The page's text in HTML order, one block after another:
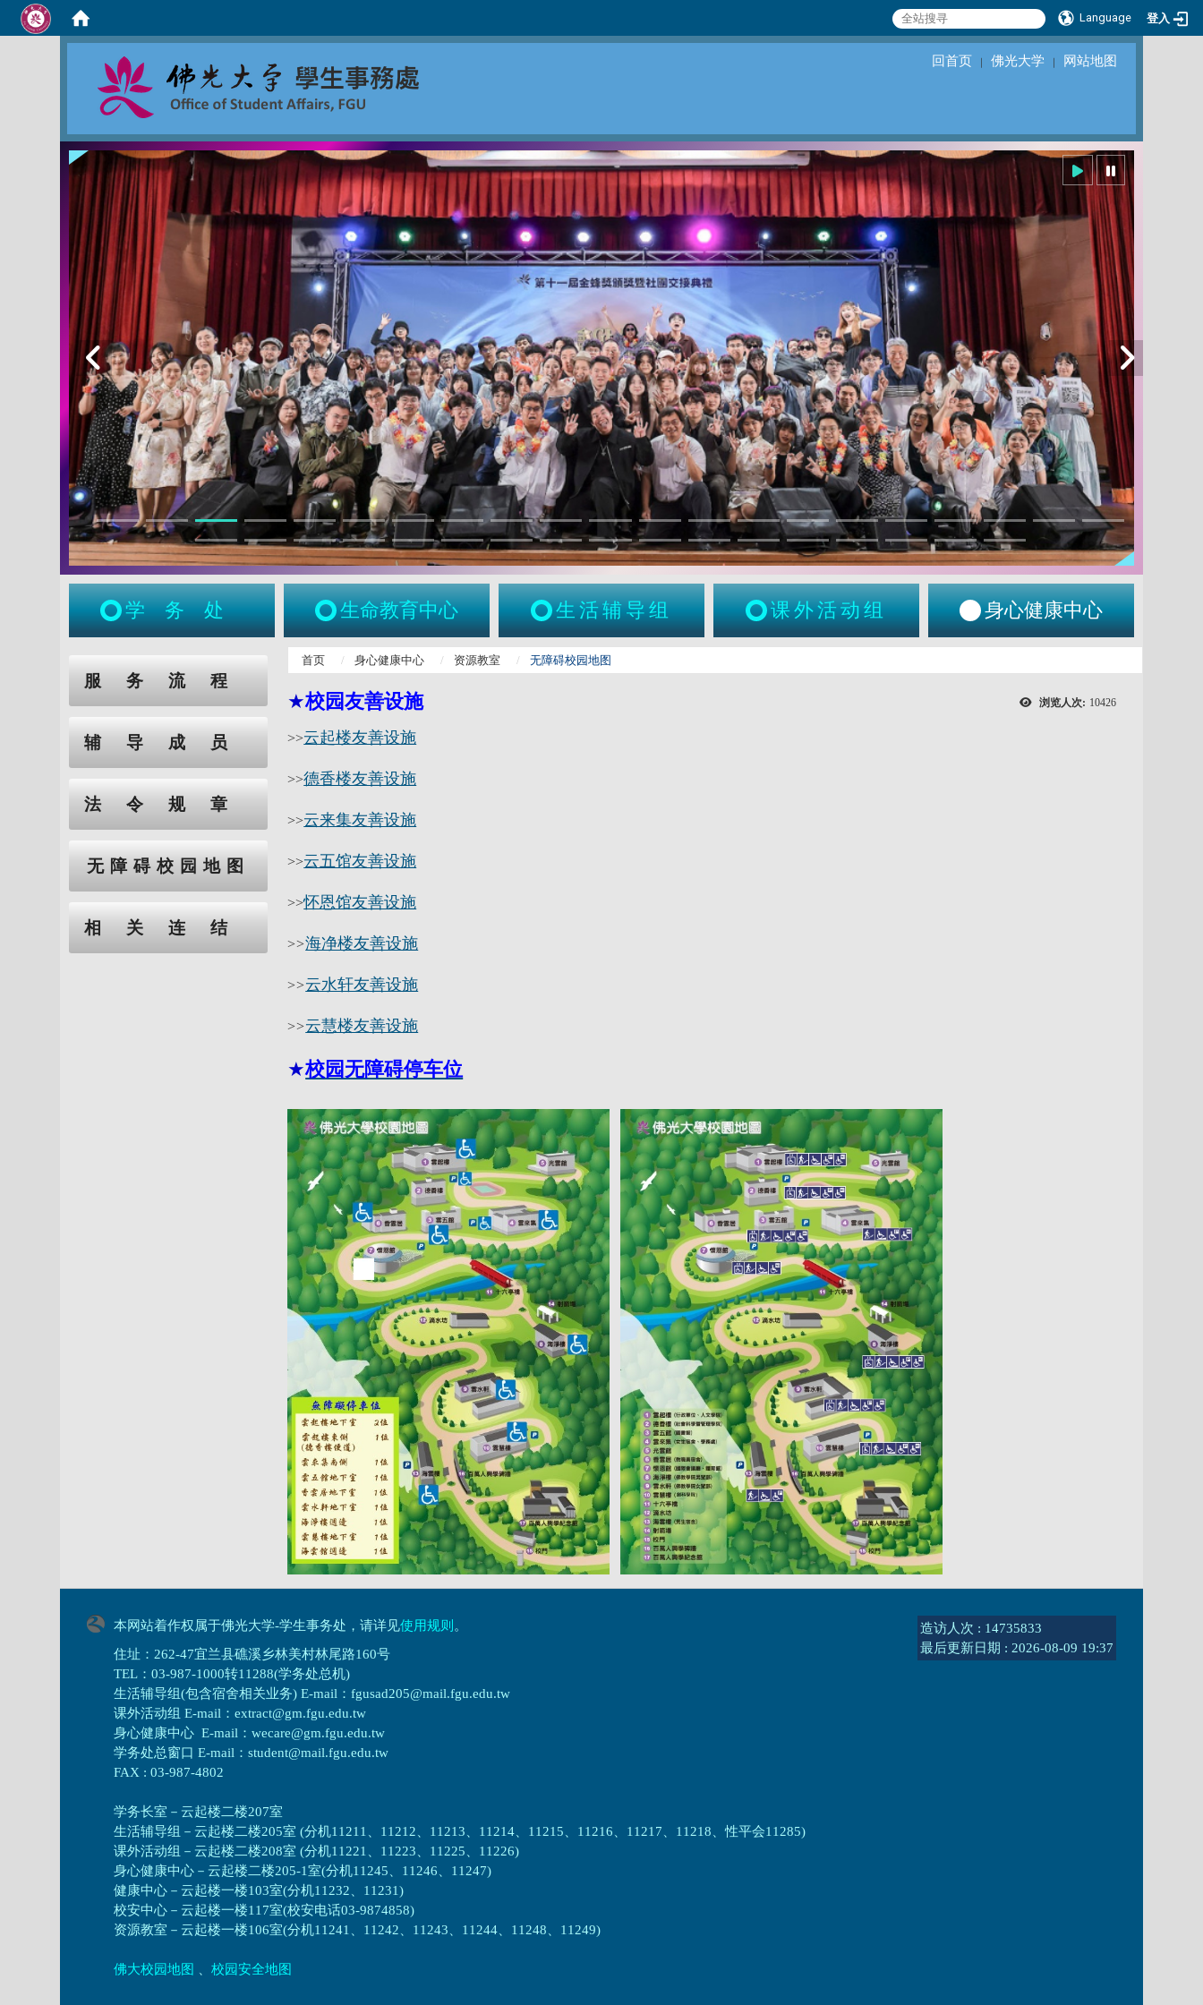
Language 登入
回首页 ｜ 佛光大学 ｜ 网站地图
学务处 生命教育中心 生活辅导组 课外活动组 身心健康中心
服务流程
辅导成员
法令规章
无障碍校园地图
相关连结
首页 身心健康中心 资源教室 无障碍校园地图
浏览人次: 10426
★校园友善设施
>>云起楼友善设施
>>德香楼友善设施
>>云来集友善设施
>>云五馆友善设施
>>怀恩馆友善设施
>>海净楼友善设施
>>云水轩友善设施
>>云慧楼友善设施
★校园无障碍停车位
本网站着作权属于佛光大学-学生事务处，请详见使用规则 。
住址：262-47宜兰县礁溪乡林美村林尾路160号
TEL：03-987-1000转11288(学务处总机)
生活辅导组(包含宿舍相关业务) E-mail：fgusad205@mail.fgu.edu.tw
课外活动组 E-mail：extract@gm.fgu.edu.tw
身心健康中心 E-mail：wecare@gm.fgu.edu.tw
学务处总窗口 E-mail：student@mail.fgu.edu.tw
FAX : 03-987-4802
学务长室－云起楼二楼207室
生活辅导组 － 云起楼二楼205室 (分机11211、11212、11213、11214、11215、11216、11217、11218、性平会11285)
课外活动组 － 云起楼二楼208室 (分机11221、11223、11225、11226)
身心健康中心 － 云起楼二楼205-1室(分机11245、11246、11247)
健康中心－ 云起楼一楼103室(分机11232、11231)
校安中心－ 云起楼一楼117室(校安电话03-9874858)
资源教室 － 云起楼一楼106室(分机11241、11242、11243、11244、11248、11249)
佛大校园地图 、校园安全地图
造访人次 : 14735833
最后更新日期 : 2026-08-09 19:37